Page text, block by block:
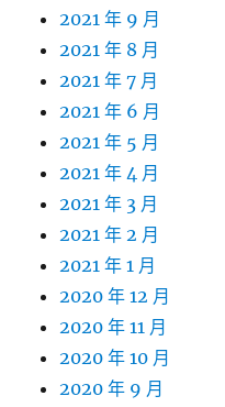
2021 年 9 月
2021 年 8 月
2021 年 7 月
2021 年 6 月
2021 年 5 月
2021 年 4 月
2021 年 3 月
2021 年 2 月
2021 年 1 月
2020 年 12 月
2020 年 11 月
2020 年 10 月
2020 年 9 月